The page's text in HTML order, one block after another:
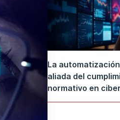
La
aliada del
normativo en